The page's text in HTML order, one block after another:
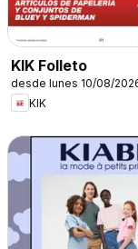
KIK Folleto
desde lunes 10/08/
KIK